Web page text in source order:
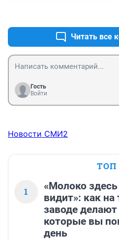
Читать все
Гость
Войти
Новости СМИ2
ТОП
1
«Молоко
видит»: как
заводе
которые вы
день